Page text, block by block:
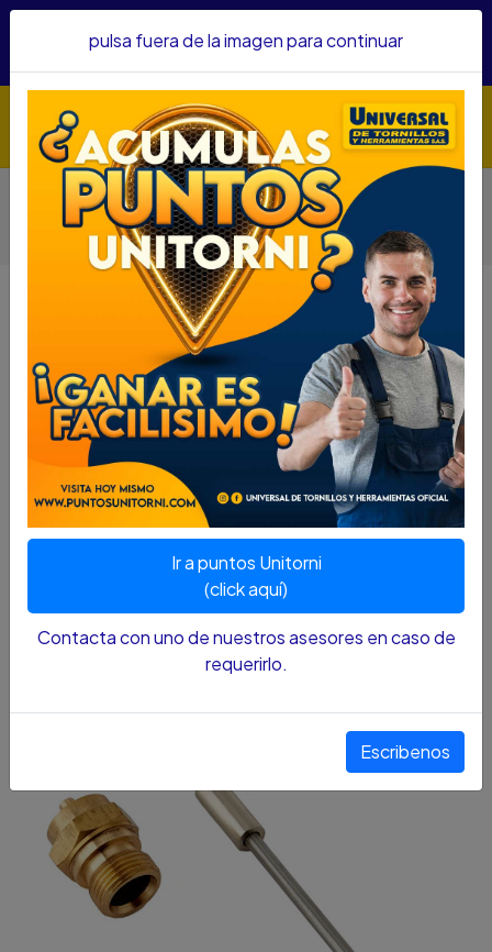
confianza&nbsp;Recibe un KIT PARRILLERO por compras
Inicio Herramientas
Herramienta Manual
Otras Herramientas Manuales
REPUESTO PISTOLA SAGOLA KIT PICO+BOQ+AGUJA 1.8
CLASSIC LUX ALTA
REPUESTO PISTOLA SAGOLA KIT
PICO+BOQ+AGUJA 1.8 CLASSIC LUX
ALTA
DESCRIPCIÓN
REPUESTO PISTOLA SAGOLA KIT
PICO+BOQ+AGUJA 1.8 CLASSIC LUX ALTA
SKU...72390160
STOCK:
¡Últimas unidades!
pulsa fuera de la imagen para continuar
Ir a puntos Unitorni
(click aquí)
Contacta con uno de nuestros asesores en caso de
requerirlo.
Escribenos